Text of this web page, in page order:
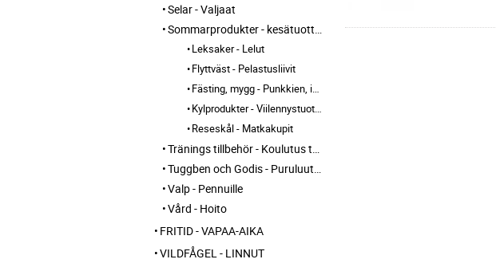
Selar - Valjaat
Sommarprodukter - kesätuotteet
Leksaker - Lelut
Flyttväst - Pelastusliivit
Fästing, mygg - Punkkien, itikoiden torjunta
Kylprodukter - Viilennystuotteet
Reseskål - Matkakupit
Tränings tillbehör - Koulutus tarvikkeet
Tuggben och Godis - Puruluut ja Herkut
Valp - Pennuille
Vård - Hoito
FRITID - VAPAA-AIKA
VILDFÅGEL - LINNUT